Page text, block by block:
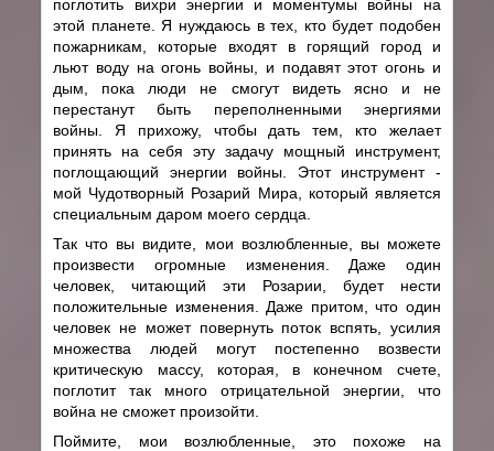
поглотить вихри энергии и моментумы войны на
этой планете. Я нуждаюсь в тех, кто будет подобен
пожарникам, которые входят в горящий город и
льют воду на огонь войны, и подавят этот огонь и
дым, пока люди не смогут видеть ясно и не
перестанут быть переполненными энергиями
войны. Я прихожу, чтобы дать тем, кто желает
принять на себя эту задачу мощный инструмент,
поглощающий энергии войны. Этот инструмент -
мой Чудотворный Розарий Мира, который является
специальным даром моего сердца.
Так что вы видите, мои возлюбленные, вы можете
произвести огромные изменения. Даже один
человек, читающий эти Розарии, будет нести
положительные изменения. Даже притом, что один
человек не может повернуть поток вспять, усилия
множества людей могут постепенно возвести
критическую массу, которая, в конечном счете,
поглотит так много отрицательной энергии, что
война не сможет произойти.
Поймите, мои возлюбленные, это похоже на